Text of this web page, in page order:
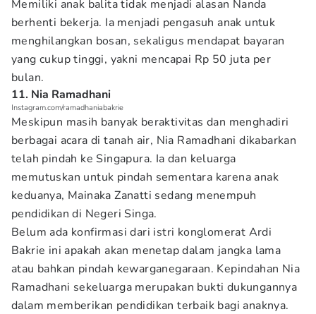
Memiliki anak balita tidak menjadi alasan Nanda
berhenti bekerja. Ia menjadi pengasuh anak untuk
menghilangkan bosan, sekaligus mendapat bayaran
yang cukup tinggi, yakni mencapai Rp 50 juta per
bulan.
11. Nia Ramadhani
Instagram.com/ramadhaniabakrie
Meskipun masih banyak beraktivitas dan menghadiri
berbagai acara di tanah air, Nia Ramadhani dikabarkan
telah pindah ke Singapura. Ia dan keluarga
memutuskan untuk pindah sementara karena anak
keduanya, Mainaka Zanatti sedang menempuh
pendidikan di Negeri Singa.
Belum ada konfirmasi dari istri konglomerat Ardi
Bakrie ini apakah akan menetap dalam jangka lama
atau bahkan pindah kewarganegaraan. Kepindahan Nia
Ramadhani sekeluarga merupakan bukti dukungannya
dalam memberikan pendidikan terbaik bagi anaknya.